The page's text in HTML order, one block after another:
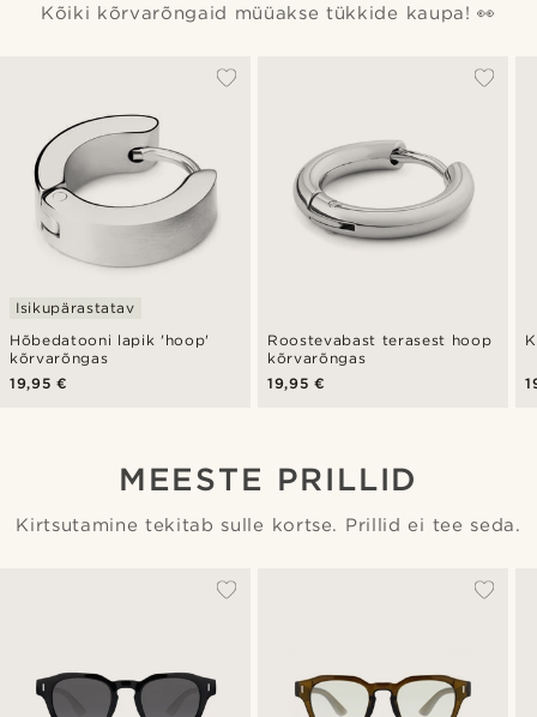
Kõiki kõrvarõngaid müüakse tükkide kaupa! 👀
Hõbedatooni lapik 'hoop'
kõrvarõngas
Isikupärastatav
19,95 €
Roostevabast terasest hoop
kõrvarõngas
19,95 €
MEESTE PRILLID
Kirtsutamine tekitab sulle kortse. Prillid ei tee seda.